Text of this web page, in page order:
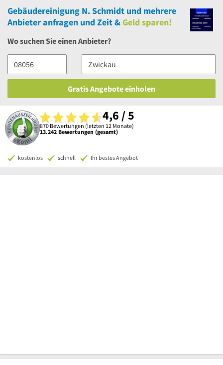
Gebäudereinigung N. Schmidt und mehrere
Anbieter anfragen und Zeit &Geld sparen!
Wo suchen Sie einen Anbieter?
Gratis Angebote einholen
4,6 / 5
870 Bewertungen (letzten 12 Monate)
13.242 Bewertungen (gesamt)
kostenlos schnell Ihr bestes Angebot